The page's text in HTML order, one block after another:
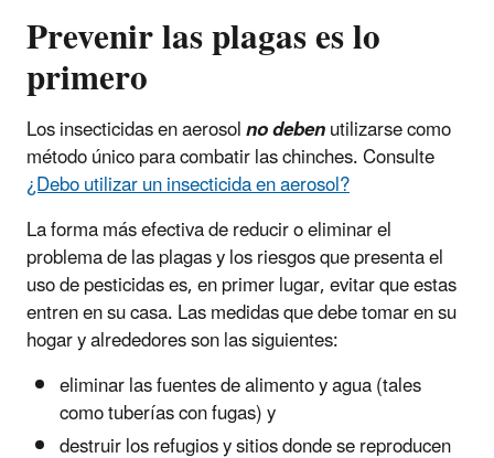
Prevenir las plagas es lo
primero
Los insecticidas en aerosolno debenutilizarse como
método único para combatir las chinches. Consulte
¿Debo utilizar un insecticida en aerosol?
La forma más efectiva de reducir o eliminar el
problema de las plagas y los riesgos que presenta el
uso de pesticidas es, en primer lugar, evitar que estas
entren en su casa. Las medidas que debe tomar en su
hogar y alrededores son las siguientes:
eliminar las fuentes de alimento y agua (tales
como tuberías con fugas) y
destruir los refugios y sitios donde se reproducen